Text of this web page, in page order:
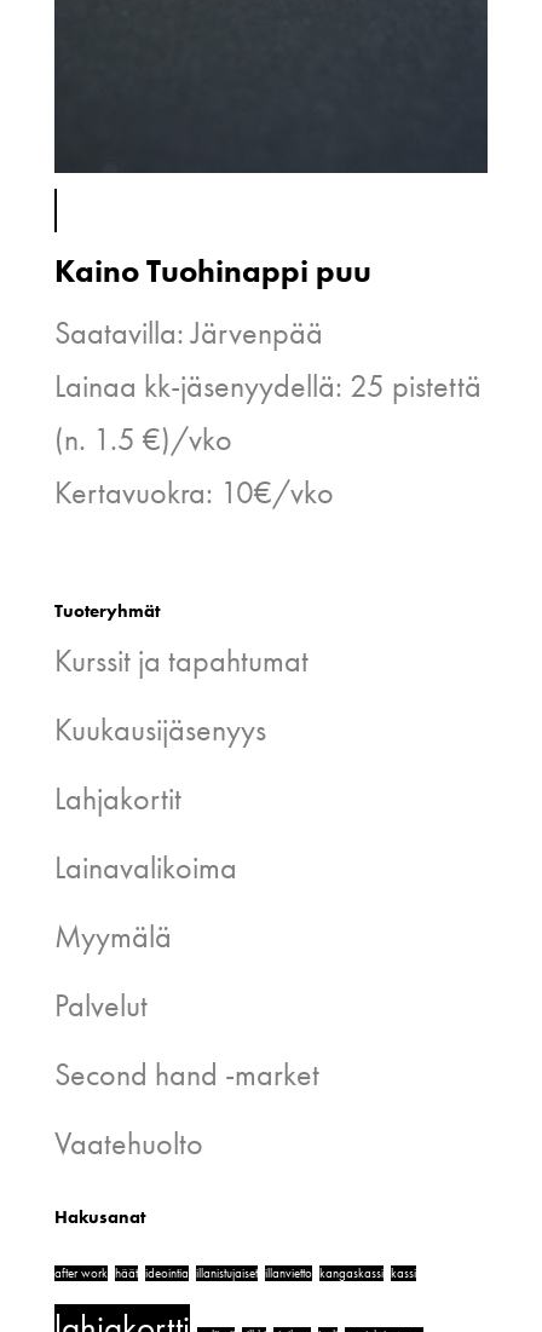
Kaino Tuohinappi puu
Saatavilla: Järvenpää
Lainaa kk-jäsenyydellä: 25 pistettä
(n. 1.5 €)/vko
Kertavuokra: 10€/vko
Tuoteryhmät
Kurssit ja tapahtumat
Kuukausijäsenyys
Lahjakortit
Lainavalikoima
Myymälä
Palvelut
Second hand -market
Vaatehuolto
Hakusanat
after work häät ideointia illanistujaiset illanvietto kangaskassi kassi